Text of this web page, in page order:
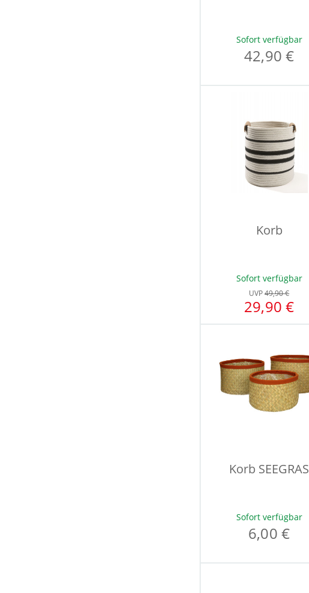
Sofort verfügbar
42,90 €
Korb
Sofort verfügbar
UVP49,90 €
29,90 €
Korb SEEGRAS
Sofort verfügbar
6,00 €